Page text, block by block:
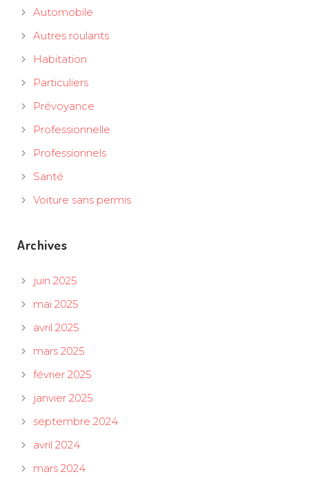
Automobile
Autres roulants
Habitation
Particuliers
Prévoyance
Professionnelle
Professionnels
Santé
Voiture sans permis
Archives
juin 2025
mai 2025
avril 2025
mars 2025
février 2025
janvier 2025
septembre 2024
avril 2024
mars 2024